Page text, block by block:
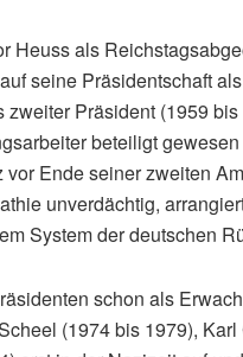
Heuss als
seine Präsidentschaft
Präsident (1959
beteiligt
Ende seiner zweiten
unverdächtig,
System der deutschen
schon als
(1974 bis 1979),